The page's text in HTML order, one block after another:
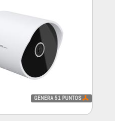
GENERA51 PUNTOS